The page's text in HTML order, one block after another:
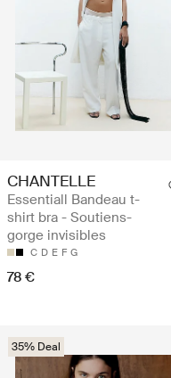
CHANTELLE
Essentiall Bandeau t-
shirt bra - Soutiens-
gorge invisibles
C D E F G
78 €
35% Deal